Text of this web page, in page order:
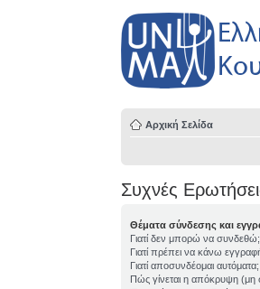
Αρχική Σελίδα
Συχνές
Θέματα σύνδεσης και
Γιατί δεν μπορώ να συνδεθώ;
Γιατί πρέπει να κάνω
Γιατί αποσυνδέομαι αυτόματα;
Πώς γίνεται η απόκρυψη